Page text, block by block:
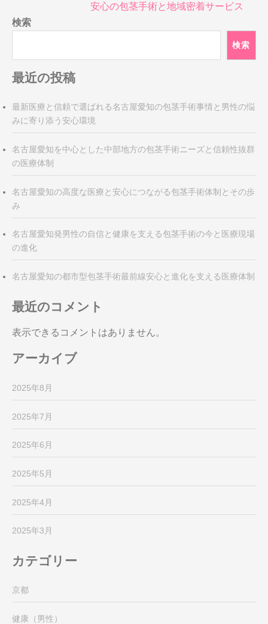
ゲ
ー
ョ
ン
安心の包茎手術と地域密着サービス
検索
検索
最近の投稿
最新医療と信頼で選ばれる名古屋愛知の包茎手術事情と男性の悩
みに寄り添う安心環境
名古屋愛知を中心とした中部地方の包茎手術ニーズと信頼性抜群
の医療体制
名古屋愛知の高度な医療と安心につながる包茎手術体制とその歩
み
名古屋愛知発男性の自信と健康を支える包茎手術の今と医療現場
の進化
名古屋愛知の都市型包茎手術最前線安心と進化を支える医療体制
最近のコメント
表示できるコメントはありません。
アーカイブ
2025年8月
2025年7月
2025年6月
2025年5月
2025年4月
2025年3月
カテゴリー
京都
健康（男性）